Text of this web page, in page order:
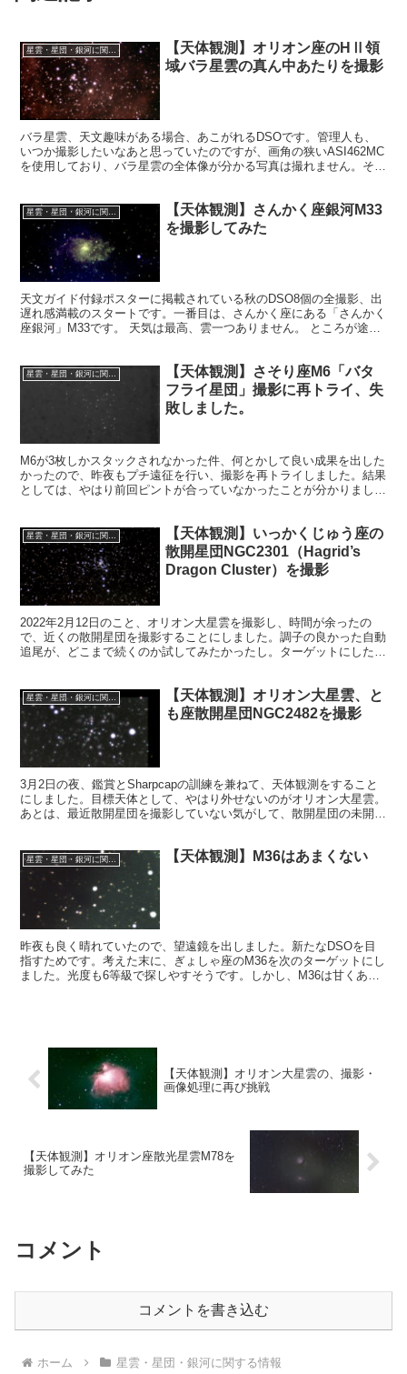
星雲・星団・銀河に関する情報
【天体観測】オリオン座のHⅡ領
域バラ星雲の真ん中あたりを撮影
バラ星雲、天文趣味がある場合、あこがれるDSOです。管理人も、
いつか撮影したいなあと思っていたのですが、画角の狭いASI462MC
を使用しており、バラ星雲の全体像が分かる写真は撮れません。そこ
星雲・星団・銀河に関する情報
【天体観測】さんかく座銀河M33
を撮影してみた
天文ガイド付録ポスターに掲載されている秋のDSO8個の全撮影、出
遅れ感満載のスタートです。一番目は、さんかく座にある「さんかく
座銀河」M33です。 天気は最高、雲一つありません。 ところが途中
星雲・星団・銀河に関する情報
【天体観測】さそり座M6「バタ
フライ星団」撮影に再トライ、失
敗しました。
M6が3枚しかスタックされなかった件、何とかして良い成果を出した
かったので、昨夜もプチ遠征を行い、撮影を再トライしました。結果
としては、やはり前回ピントが合っていなかったことが分かりまし
星雲・星団・銀河に関する情報
【天体観測】いっかくじゅう座の
散開星団NGC2301（Hagrid’s
Dragon Cluster）を撮影
2022年2月12日のこと、オリオン大星雲を撮影し、時間が余ったの
で、近くの散開星団を撮影することにしました。調子の良かった自動
追尾が、どこまで続くのか試してみたかったし。ターゲットにしたの
星雲・星団・銀河に関する情報
【天体観測】オリオン大星雲、と
も座散開星団NGC2482を撮影
3月2日の夜、鑑賞とSharpcapの訓練を兼ねて、天体観測をすること
にしました。目標天体として、やはり外せないのがオリオン大星雲。
あとは、最近散開星団を撮影していない気がして、散開星団の未開の
星雲・星団・銀河に関する情報 【天体観測】M36はあまくない
昨夜も良く晴れていたので、望遠鏡を出しました。新たなDSOを目
指すためです。考えた末に、ぎょしゃ座のM36を次のターゲットにし
ました。光度も6等級で探しやすそうです。しかし、M36は甘くあり
【天体観測】オリオン大星雲の、撮影・
画像処理に再び挑戦
【天体観測】オリオン座散光星雲M78を
撮影してみた
コメント
コメントを書き込む
ホーム 星雲・星団・銀河に関する情報